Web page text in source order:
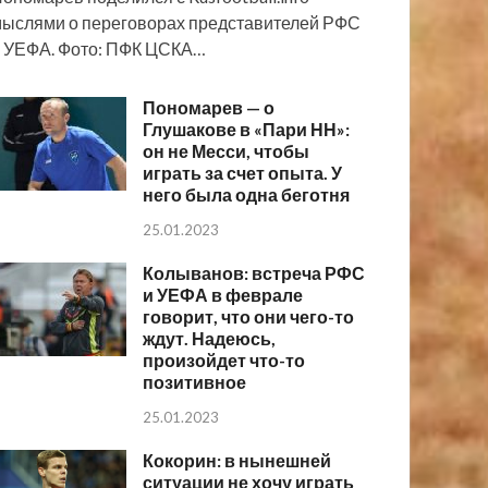
о переговорах представителей РФС
УЕФА. Фото: ПФК ЦСКА…
Пономарев — о
Глушакове в «Пари НН»:
он не Месси, чтобы
играть за счет опыта. У
него была одна беготня
25.01.2023
Колыванов: встреча РФС
и УЕФА в феврале
говорит, что они чего-то
ждут. Надеюсь,
произойдет что-то
позитивное
25.01.2023
Кокорин: в нынешней
ситуации не хочу играть